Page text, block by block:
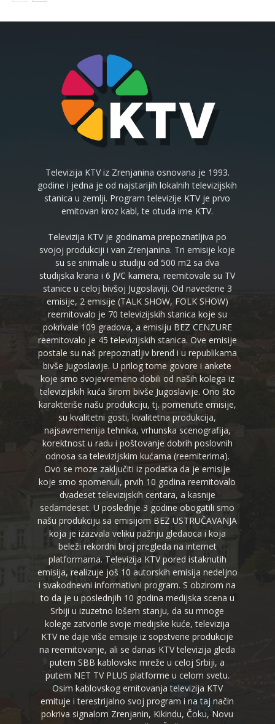
Televizija KTV iz Zrenjanina osnovana je 1993.
godine i jedna je od najstarijih lokalnih televizijskih
stanica u zemlji. Program televizije KTV je prvo
emitovan kroz kabl, te otuda ime KTV.
Televizija KTV je godinama prepoznatljiva po
svojoj produkciji i van Zrenjanina. Tri emisije koje
su se snimale u studiju od 500 m2 sa dva
studijska krana i 6 JVC kamera, reemitovale su TV
stanice u celoj bivšoj Jugoslaviji. Od navedene 3
emisije, 2 emisije (TALK SHOW, FOLK SHOW)
reemitovalo je 70 televizijskih stanica koje su
pokrivale 109 gradova, a emisiju BEZ CENZURE
reemitovalo je 45 televizijskih stanica. Ove emisije
postale su naš prepoznatljiv brend i u republikama
bivše Jugoslavije. U prilog tome govore i ankete
koje smo svojevremeno dobili od naših kolega iz
televizijskih kuća širom bivše Jugoslavije. Ono što
karakteriše našu produkciju, tj. pomenute emisije,
su kvalitetni gosti, kvalitetna produkcija,
najsavremenija tehnika, vrhunska scenografija,
korektnost u radu i poštovanje dobrih poslovnih
odnosa sa televizijskim kućama (reemiterima).
Ovo se moze zaključiti iz podatka da je emisije
koje smo spomenuli, prvih 10 godina reemitovalo
dvadeset televizijskih centara, a kasnije
sedamdeset. U poslednje 3 godine obogatili smo
našu produkciju sa emisijom BEZ USTRUČAVANJA
koja je izazvala veliku pažnju gledaoca i koja
beleži rekordni broj pregleda na internet
platformama. Televizija KTV pored istaknutih
emisija, realizuje još 10 autorskih emisija nedeljno
i svakodnevni informativni program. S obzirom na
to da je u poslednjih 10 godina medijska scena u
Srbiji u izuzetno lošem stanju, da su mnoge
kolege zatvorile svoje medijske kuće, televizija
KTV ne daje više emisije iz sopstvene produkcije
na reemitovanje, ali se danas KTV televizija gleda
putem SBB kablovske mreže u celoj Srbiji, a
putem NET TV PLUS platforme u celom svetu.
Osim kablovskog emitovanja televizija KTV
emituje i terestrijalno svoj program i na taj način
pokriva signalom Zrenjanin, Kikindu, Čoku, Novu